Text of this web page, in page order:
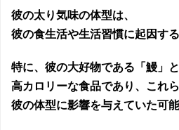
彼の太り気味の体型は、
彼の食生活や生活習慣に起因す
特に、彼の大好物である「鰻」と
高カロリーな食品であり、これ
彼の体型に影響を与えていた可能